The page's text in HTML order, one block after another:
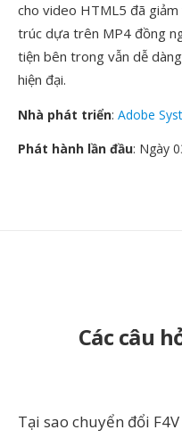
cho video HTML5 đã giảm
trúc dựa trên MP4 đồng
tiện bên trong vẫn dễ
hiện đại.
Nhà phát triển: Adobe
Phát hành lần đầu: Ngày
Các câu
Tại sao chuyển đổi F4V